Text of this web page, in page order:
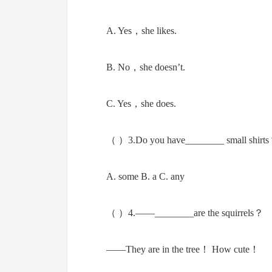
A. Yes，she likes.
B. No，she doesn’t.
C. Yes，she does.
（ ）3.Do you have________ small shirts
A. some B. a C. any
（ ）4.——________are the squirrels？
——They are in the tree！ How cute！